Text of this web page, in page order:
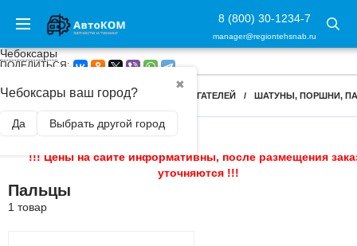
8 (800) 30-1234-7
manager@regiontehsnab.ru
Чебоксары
✖
Чебоксары ваш город?
Да Выбрать другой город
ПОДЕЛИТЬСЯ:
ГЛАВНАЯ / КОМПЛЕКТУЮЩИЕ ДЛЯ ДВИГАТЕЛЕЙ / ШАТУНЫ, ПОРШНИ,
!!! Цены на сайте информативны, после размещения
уточняются !!!
Пальцы
1 товар